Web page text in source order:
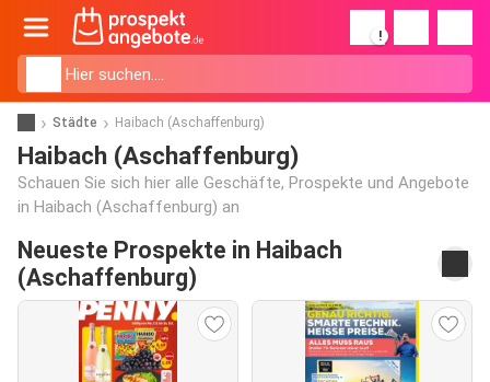
!
Städte Haibach (Aschaffenburg)
Haibach (Aschaffenburg)
Schauen Sie sich hier alle Geschäfte, Prospekte und Angebote
in Haibach (Aschaffenburg) an
Neueste Prospekte in Haibach
(Aschaffenburg)